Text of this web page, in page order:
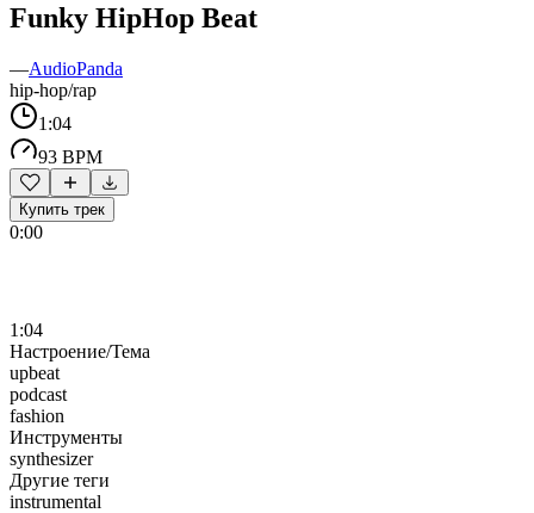
Funky HipHop Beat
—AudioPanda
hip-hop/rap
1:04
93 BPM
Купить трек
0:00
1:04
Настроение/Тема
upbeat
podcast
fashion
Инструменты
synthesizer
Другие теги
instrumental